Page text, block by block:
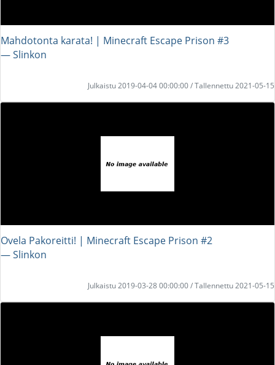
Mahdotonta karata! | Minecraft Escape Prison #3
― Slinkon
Julkaistu 2019-04-04 00:00:00 / Tallennettu 2021-05-15
Ovela Pakoreitti! | Minecraft Escape Prison #2
― Slinkon
Julkaistu 2019-03-28 00:00:00 / Tallennettu 2021-05-15